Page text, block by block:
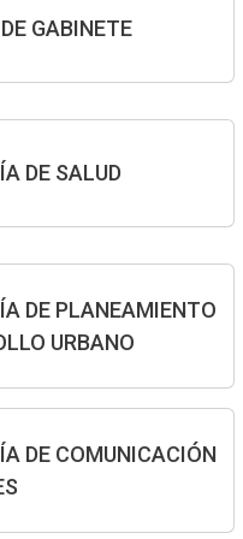
GABINETE
DE SALUD
DE PLANEAMIENTO
URBANO
DE COMUNICACIÓN